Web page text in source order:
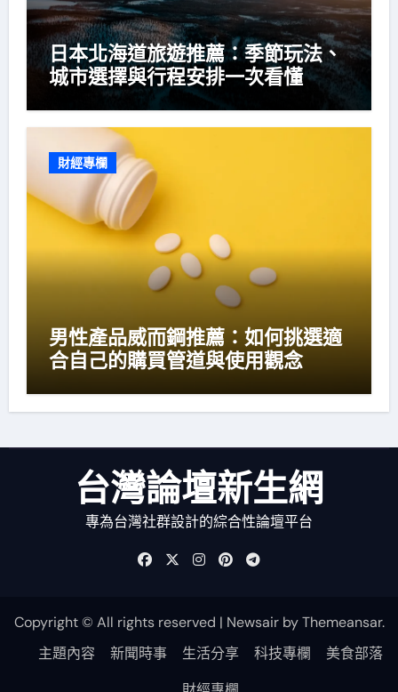
日本北海道旅遊推薦：季節玩法、
城市選擇與行程安排一次看懂
財經專欄
男性產品威而鋼推薦：如何挑選適
合自己的購買管道與使用觀念
台灣論壇新生網
專為台灣社群設計的綜合性論壇平台
Copyright © All rights reserved | NewsairbyThemeansar.
主題內容
新聞時事 生活分享 科技專欄
美食部落